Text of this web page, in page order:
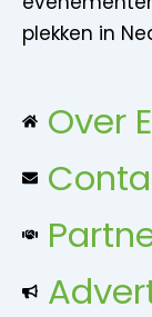
plekken in
Over